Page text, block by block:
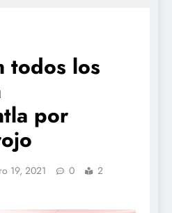
todos los
por
19, 2021 0
2